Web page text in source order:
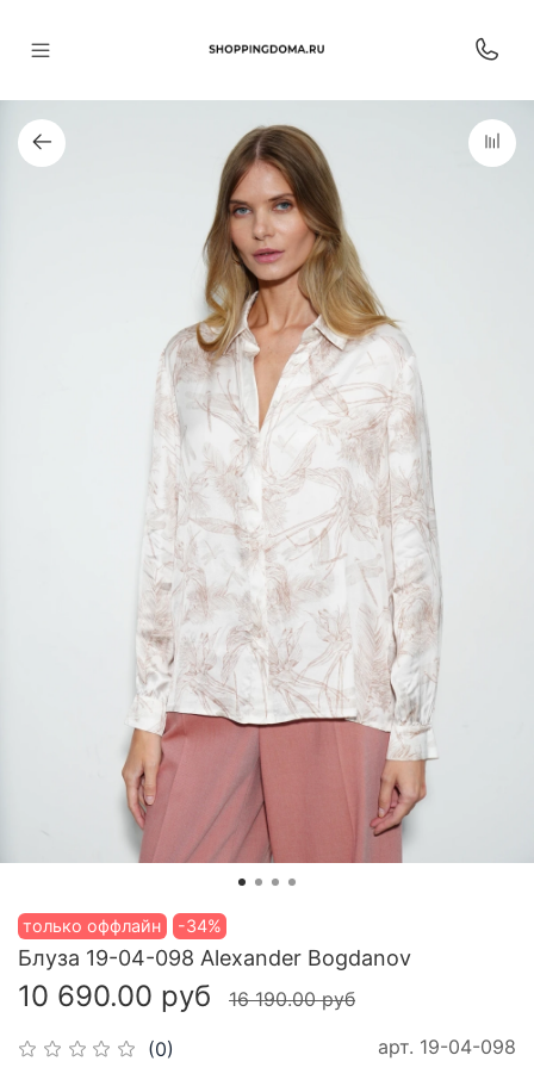
только оффлайн -34%
(0) арт. 19-04-098
Блуза 19-04-098 Alexander Bogdanov
10 690.00 руб 16 190.00 руб